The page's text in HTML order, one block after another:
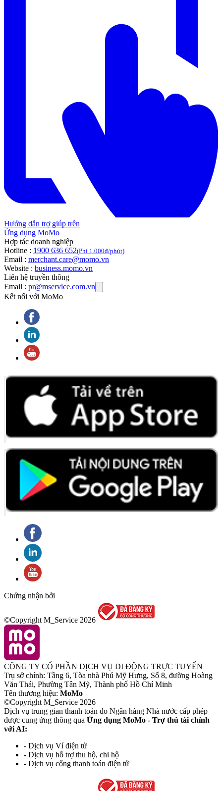
Hướng dẫn trợ giúp trên
Ứng dụng MoMo
Hợp tác doanh nghiệp
Hotline : 1900 636 652(Phí 1.000đ/phút)
Email : merchant.care@momo.vn
Website : business.momo.vn
Liên hệ truyền thông
Email : pr@mservice.com.vn
Kết nối với MoMo
Chứng nhận bởi
©Copyright M_Service 2026
CÔNG TY CỔ PHẦN DỊCH VỤ DI ĐỘNG TRỰC TUYẾN
Trụ sở chính: Tầng 6, Tòa nhà Phú Mỹ Hưng, Số 8, đường Hoàng
Văn Thái, Phường Tân Mỹ, Thành phố Hồ Chí Minh
Tên thương hiệu: MoMo
©Copyright M_Service 2026
Dịch vụ trung gian thanh toán do Ngân hàng Nhà nước cấp phép
được cung ứng thông qua Ứng dụng MoMo - Trợ thủ tài chính
với AI:
- Dịch vụ Ví điện tử
- Dịch vụ hỗ trợ thu hộ, chi hộ
- Dịch vụ cổng thanh toán điện tử